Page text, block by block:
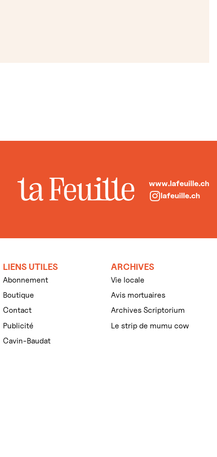
www.lafeuille.ch
lafeuille.ch
LIENS UTILES
Abonnement
Boutique
Contact
Publicité
Cavin-Baudat
ARCHIVES
Vie locale
Avis mortuaires
Archives Scriptorium
Le strip de mumu cow